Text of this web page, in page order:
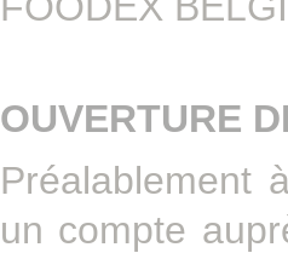
OUVERTURE
Préalablement
un compte